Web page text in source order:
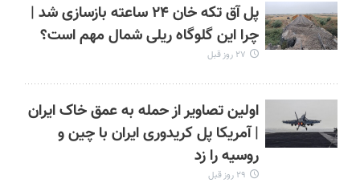
پل آق‌ تکه‌ خان ۲۴ ساعته بازسازی شد |
چرا این گلوگاه ریلی شمال مهم است؟
۲۷ روز قبل
اولین تصاویر از حمله به عمق خاک ایران
| آمریکا پل کریدوری ایران با چین و
روسیه را زد
۲۹ روز قبل